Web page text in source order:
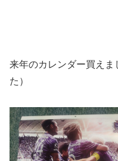
来年のカレンダー買えま
た）